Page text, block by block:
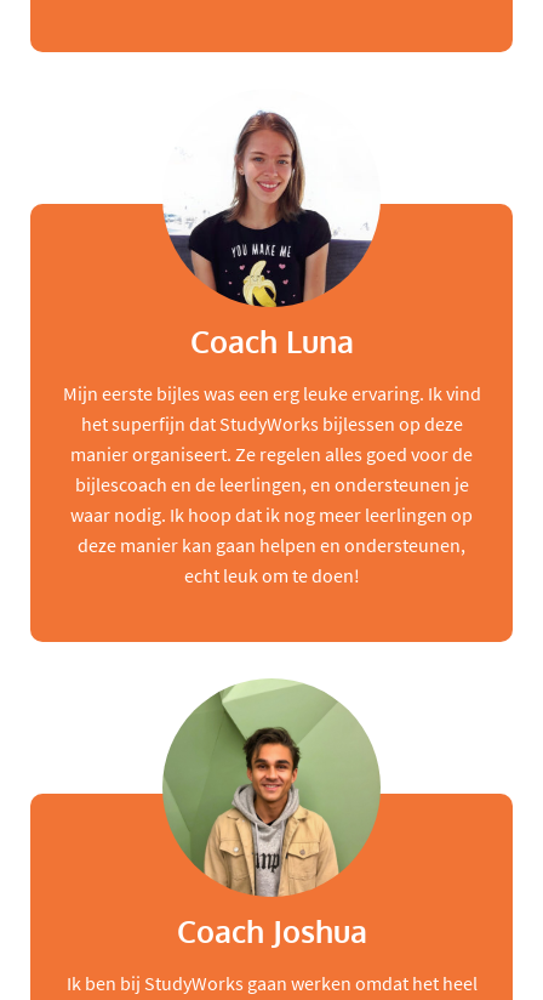
Coach Luna
Mijn eerste bijles was een erg leuke ervaring. Ik vind
het superfijn dat StudyWorks bijlessen op deze
manier organiseert. Ze regelen alles goed voor de
bijlescoach en de leerlingen, en ondersteunen je
waar nodig. Ik hoop dat ik nog meer leerlingen op
deze manier kan gaan helpen en ondersteunen,
echt leuk om te doen!
Coach Joshua
Ik ben bij StudyWorks gaan werken omdat het heel